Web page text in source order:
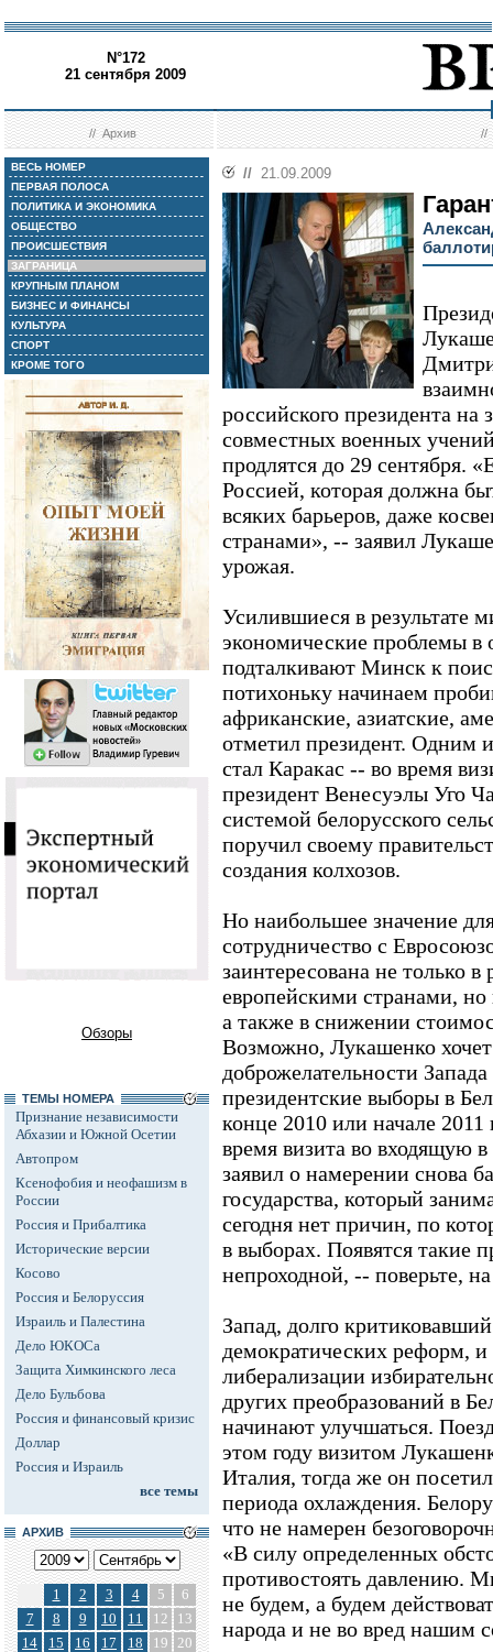
N°172
21 сентября 2009
//Архив //
ВЕСЬ НОМЕР
ПЕРВАЯ ПОЛОСА
ПОЛИТИКА И ЭКОНОМИКА
ОБЩЕСТВО
ПРОИСШЕСТВИЯ
ЗАГРАНИЦА
КРУПНЫМ ПЛАНОМ
БИЗНЕС И ФИНАНСЫ
КУЛЬТУРА
СПОРТ
КРОМЕ ТОГО
Обзоры
ТЕМЫ НОМЕРА
Признание независимости
Абхазии и Южной Осетии
Автопром
Ксенофобия и неофашизм в
России
Россия и Прибалтика
Исторические версии
Косово
Россия и Белоруссия
Израиль и Палестина
Дело ЮКОСа
Защита Химкинского леса
Дело Бульбова
Россия и финансовый кризис
Доллар
Россия и Израиль
все темы
АРХИВ
1 2 3 4 5
6
7
8 9 10 11 12
13
14
15 16 17 18 19 20
// 21.09.2009
российского президента
совместных военных
продлятся до 29 сентября.
Россией, которая должна
всяких барьеров, даже
странами», -- заявил
урожая.
Усилившиеся в результате
экономические проблемы в
подталкивают Минск к
потихоньку начинаем
африканские, азиатские,
отметил президент. Одним
стал Каракас -- во время
президент Венесуэлы Уго
системой белорусского
поручил своему
создания колхозов.
Но наибольшее значение
сотрудничество с
заинтересована не только
европейскими странами,
а также в снижении
Возможно, Лукашенко хочет
доброжелательности
президентские выборы в
конце 2010 или начале
время визита во входящую
заявил о намерении снова
государства, который
сегодня нет причин, по
в выборах. Появятся такие
непроходной, -- поверьте,
Запад, долго
демократических реформ, и
либерализации
других преобразований в
начинают улучшаться.
этом году визитом
Италия, тогда же он
периода охлаждения.
что не намерен
«В силу определенных
противостоять давлению.
не будем, а будем
народа и не во вред нашим